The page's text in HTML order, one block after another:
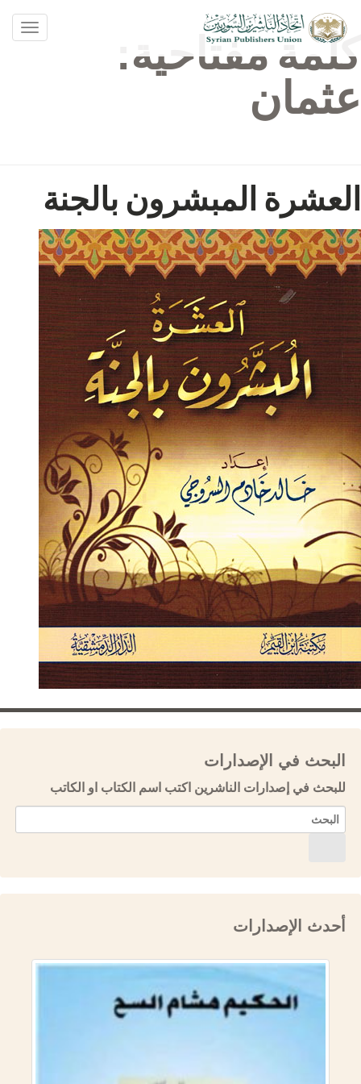
كلمة مفتاحية:
عثمان
العشرة المبشرون بالجنة
البحث في الإصدارات
للبحث في إصدارات الناشرين اكتب اسم الكتاب او الكاتب
أحدث الإصدارات